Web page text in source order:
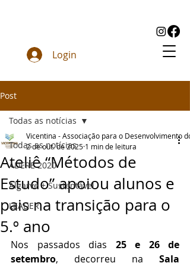
Login
Post
Todas as notícias
ADERE 2020
Algarve + Sustentável
LEADER
Todas as notícias
Ateliê “Métodos de
Estudo” apoiou alunos e
pais na transição para o
5.º ano
Vicentina - Associação para o Desenvolvimento
2 de out. de 2025 1 min de leitura
Nos passados dias 25 e 26 de
setembro, decorreu na Sala